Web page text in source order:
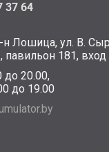
37 64
н Лошица, ул. В.
павильон 181, вход
до 20.00,
до 19.00